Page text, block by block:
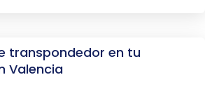
transpondedor en tu
Valencia